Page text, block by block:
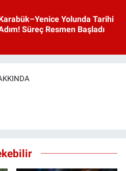
Yolunda Tarihi
Süreç Resmen Başladı